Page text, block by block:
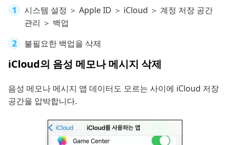
시스템 설정 ＞ Apple ID ＞ iCloud ＞ 계정 저장 공간
관리 ＞ 백업
불필요한 백업을 삭제
iCloud의 음성 메모나 메시지 삭제
음성 메모나 메시지 앱 데이터도 모르는 사이에 iCloud 저장
공간을 압박합니다.